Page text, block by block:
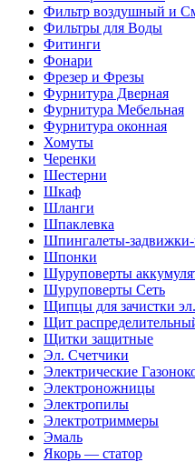
Фильтр воздушный и
Фильтры для Воды
Фитинги
Фонари
Фрезер и Фрезы
Фурнитура Дверная
Фурнитура Мебельная
Фурнитура оконная
Хомуты
Черенки
Шестерни
Шкаф
Шланги
Шпаклевка
Шпингалеты-
Шпонки
Шуруповерты
Шуруповерты Сеть
Щипцы для зачистки
Щит
Щитки защитные
Эл. Счетчики
Электрические
Электроножницы
Электропилы
Электротриммеры
Эмаль
Якорь — статор